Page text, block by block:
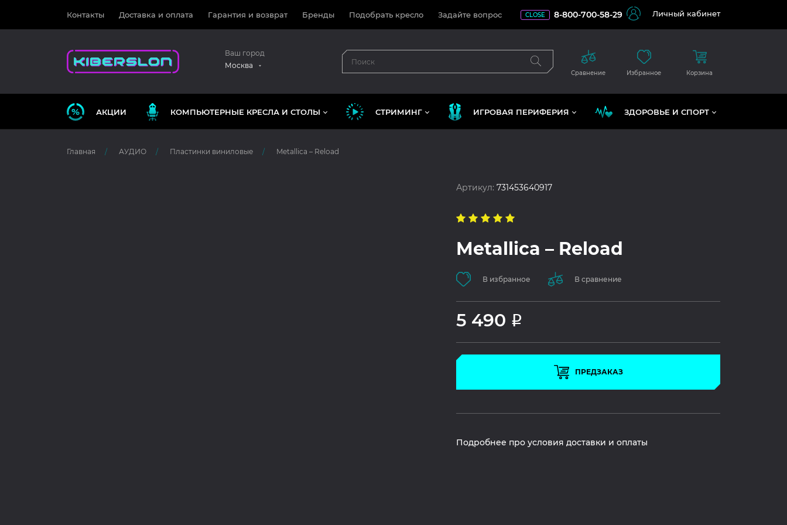
Контакты Доставка и оплата Гарантия и возврат Бренды Подобрать кресло Задайте вопрос CLOSE 8-800-700-58-29 Личный кабинет
Ваш город
Москва
Сравнение Избранное Корзина
АКЦИИ КОМПЬЮТЕРНЫЕ КРЕСЛА И СТОЛЫ СТРИМИНГ ИГРОВАЯ ПЕРИФЕРИЯ ЗДОРОВЬЕ И СПОРТ
Главная АУДИО Пластинки виниловые Metallica – Reload
Артикул:731453640917
Metallica – Reload
В избранное В сравнение
5 490 Р
ПРЕДЗАКАЗ
Подробнее про условия доставки и оплаты